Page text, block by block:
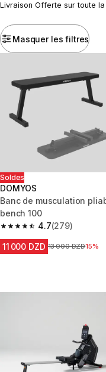
Livraison Offerte sur toute
Masquer les filtres
Soldes
DOMYOS
Banc de musculation
bench 100
4.7
4.7 out of 5 stars from
(279)
11 000 DZD Prix avant la
13 000 DZD15%